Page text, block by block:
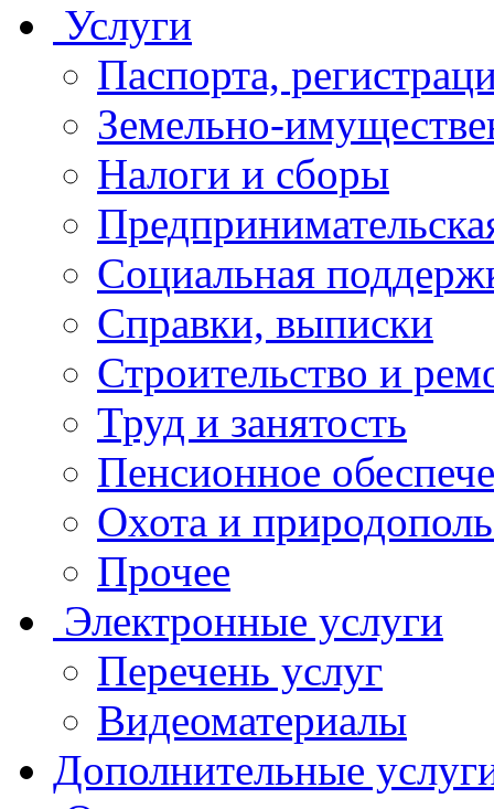
Услуги
Паспорта,
Земельно-
Налоги и сборы
Социальная
Справки, выписки
Строительство и
Труд и занятость
Пенсионное
Охота и
Прочее
Электронные услуги
Перечень услуг
Видеоматериалы
Дополнительные